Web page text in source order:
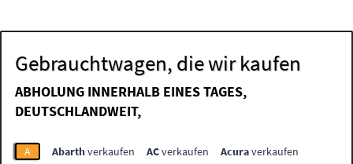
Gebrauchtwagen, die wir kaufen
ABHOLUNG INNERHALB EINES TAGES,
DEUTSCHLANDWEIT,
A Abarthverkaufen ACverkaufen Acuraverkaufen